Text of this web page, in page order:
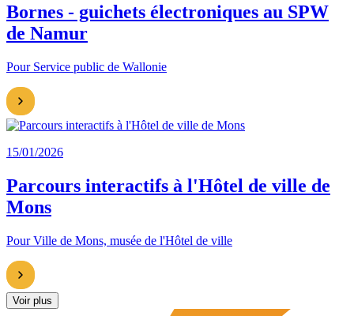
Bornes - guichets électroniques au SPW
de Namur
Pour Service public de Wallonie
15/01/2026
Parcours interactifs à l'Hôtel de ville de
Mons
Pour Ville de Mons, musée de l'Hôtel de ville
Voir plus